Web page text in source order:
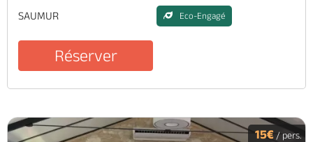
SAUMUR Eco-Engagé
Réserver
15€ / pers.